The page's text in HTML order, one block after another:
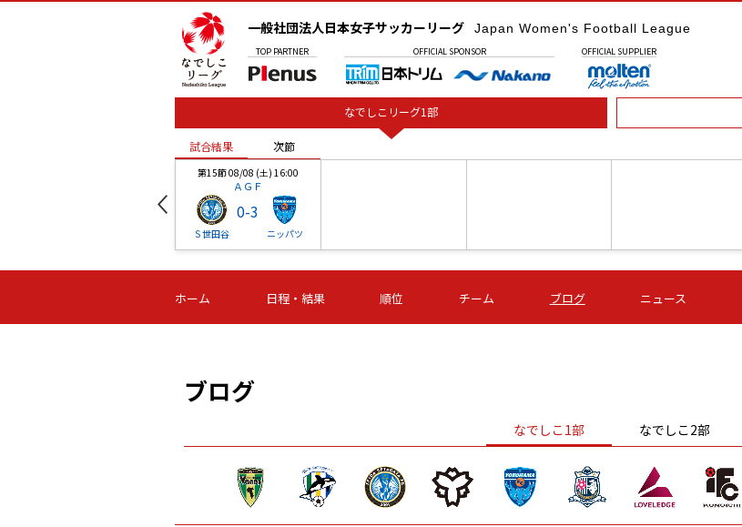
一般社団法人日本女子サッカーリーグ Japan Women's Football League
TOP PARTNER OFFICIAL SPONSOR OFFICIAL SUPPLIER
なでしこリーグ1部
試合結果 次節
第15節 08/08 (土) 16:00
ＡＧＦ
Ｓ世田谷
0-3
ニッパツ
-
第16節 09/05 (土) 15:00
ニッパツ
-
第16節 09/05 (土) 15:00
石人の星
-
第16節 09/05 (土) 16:00
ＡＧＦ
-
いちご
-
試合結果 次節
ホーム 日程・結果 順位 チーム ブログ ニュース
ブログ
なでしこ1部 なでしこ2部